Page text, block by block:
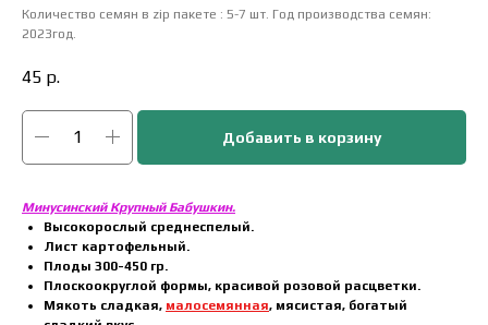
Количество семян в zip пакете : 5-7 шт. Год производства семян:
2023год.
45 р.
Добавить в корзину
Минусинский Крупный Бабушкин.
Высокорослый среднеспелый.
Лист картофельный.
Плоды 300-450 гр.
Плоскоокруглой формы, красивой розовой расцветки.
Мякоть сладкая, малосемянная, мясистая, богатый